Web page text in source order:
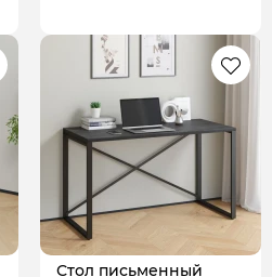
Стол письменный